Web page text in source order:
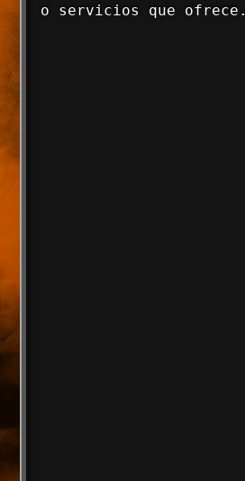
o servicios que ofrece.